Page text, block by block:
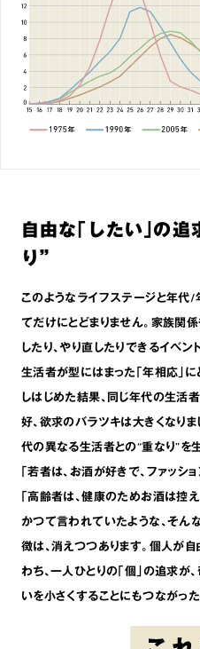
自由な｢したい｣の追
り”
このようなライフステージと年
てだけにとどまりません。家族関
したり､やり直したりできるイベン
生活者が型にはまった｢年相応｣
しはじめた結果､同じ年代の生活
好､欲求のバラツキは大きくなり
代の異なる生活者との“重なり”を
｢若者は､お酒が好きで､ファッシ
｢高齢者は､健康のためお酒は控
かつて言われていたような､そん
徴は､消えつつあります。個人が
わち､一人ひとりの｢個｣の追求が
いを小さくすることにもつながった